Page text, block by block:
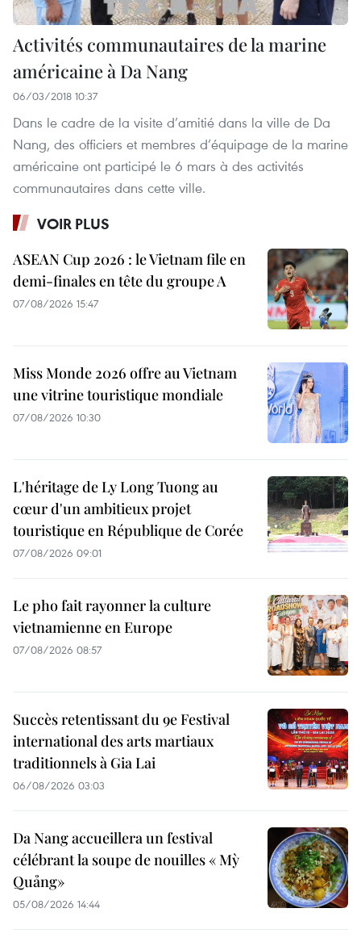
Activités communautaires de la marine
américaine à Da Nang
06/03/2018 10:37
Dans le cadre de la visite d’amitié dans la ville de Da
Nang, des officiers et membres d’équipage de la marine
américaine ont participé le 6 mars à des activités
communautaires dans cette ville.
VOIR PLUS
ASEAN Cup 2026 : le Vietnam file en
demi-finales en tête du groupe A
07/08/2026 15:47
Miss Monde 2026 offre au Vietnam
une vitrine touristique mondiale
07/08/2026 10:30
L'héritage de Ly Long Tuong au
cœur d'un ambitieux projet
touristique en République de Corée
07/08/2026 09:01
Le pho fait rayonner la culture
vietnamienne en Europe
07/08/2026 08:57
Succès retentissant du 9e Festival
international des arts martiaux
traditionnels à Gia Lai
06/08/2026 03:03
Da Nang accueillera un festival
célébrant la soupe de nouilles « Mỳ
Quảng»
05/08/2026 14:44